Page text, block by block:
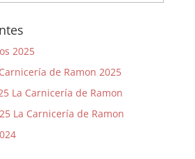
2025
de Ramon 2025
La Carnicería de Ramon
La Carnicería de Ramon